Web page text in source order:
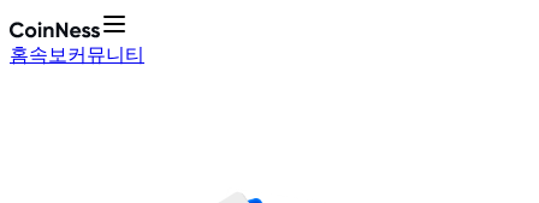
홈속보 커뮤니티